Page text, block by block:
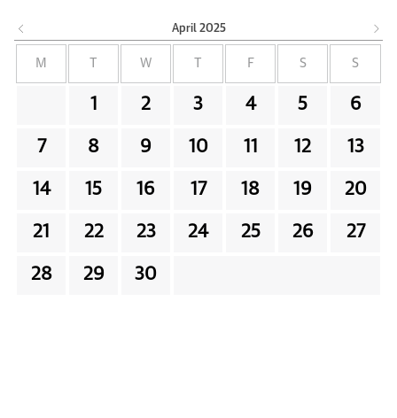
April 2025
M W F S S
1 2 3 4 5 6
7 8 9 10 11 12 13
14 15 16 17 18 19 20
21 22 23 24 25 26 27
28 29 30